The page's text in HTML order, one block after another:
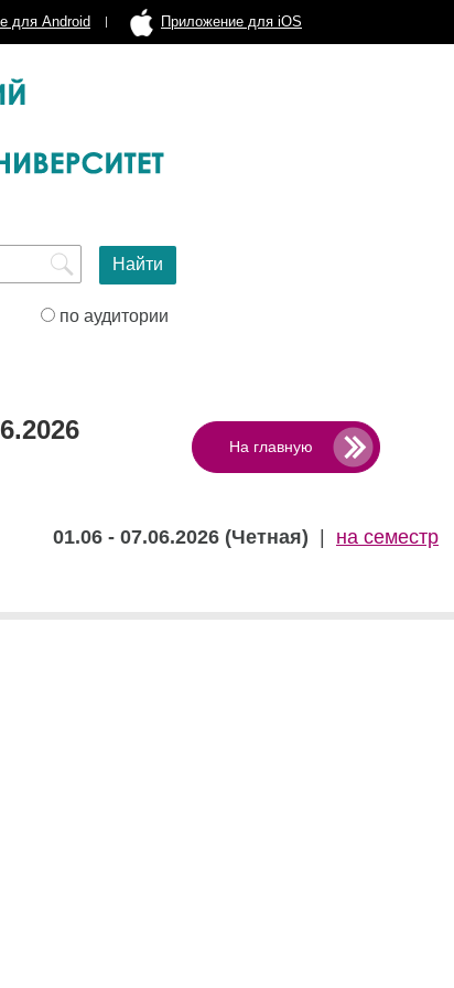
для Android Приложение для iOS
по аудитории
На главную
01.06 - 07.06.2026 (Четная) на семестр